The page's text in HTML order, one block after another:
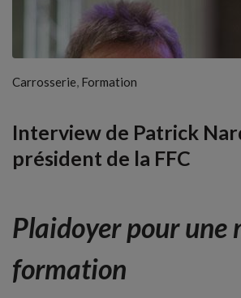
Carrosserie, Formation
Interview de Patrick
président de la FFC
Plaidoyer pour une
formation